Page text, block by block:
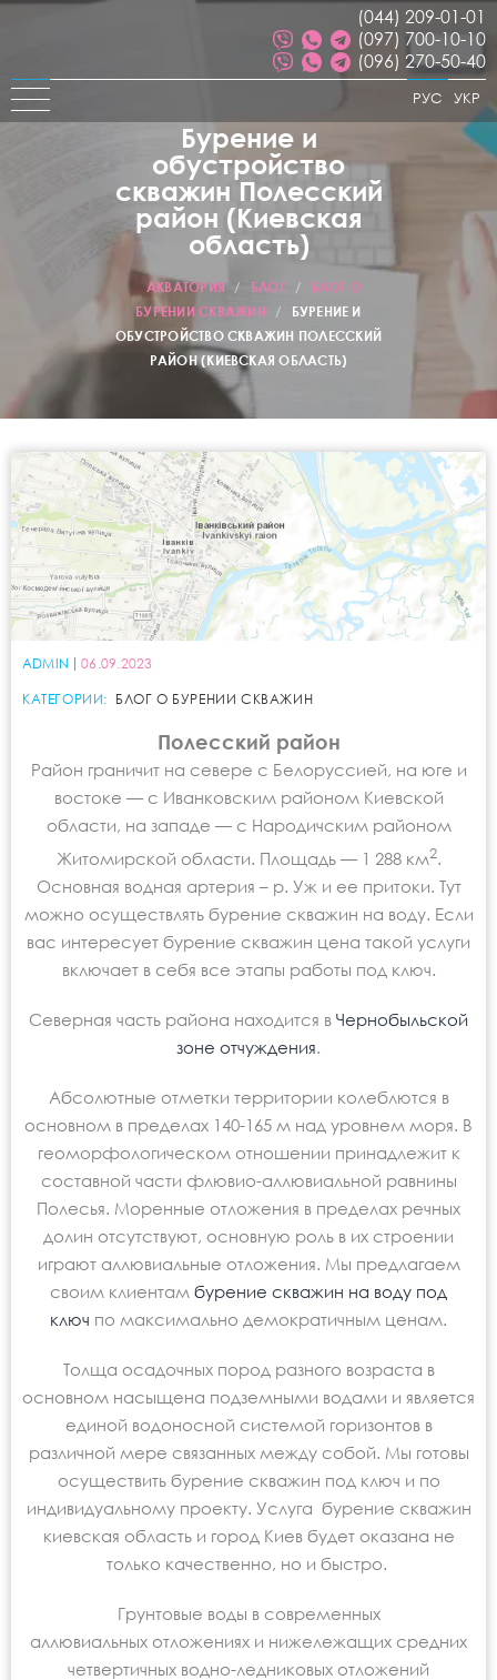
(044) 209-01-01
(097) 700-10-10
(096) 270-50-40
УКР
РУС
Бурение и
обустройство
скважин Полесский
район (Киевская
область)
АКВАТОРИЯ / БЛОГ /
БЛОГ О
БУРЕНИИ СКВАЖИН
/
БУРЕНИЕ И
ОБУСТРОЙСТВО СКВАЖИН ПОЛЕССКИЙ
РАЙОН (КИЕВСКАЯ ОБЛАСТЬ)
ADMIN 06.09.2023
КАТЕГОРИИ: БЛОГ О БУРЕНИИ СКВАЖИН
Полесский район
Район граничит на севере с Белоруссией, на юге и
востоке — с Иванковским районом Киевской
области, на западе — с Народичским районом
Житомирской области. Площадь — 1 288 км2.
Основная водная артерия – р. Уж и ее притоки. Тут
можно осуществлять бурение скважин на воду. Если
вас интересует бурение скважин цена такой услуги
включает в себя все этапы работы под ключ.
Северная часть района находится в Чернобыльской
зоне отчуждения.
Абсолютные отметки территории колеблются в
основном в пределах 140-165 м над уровнем моря. В
геоморфологическом отношении принадлежит к
составной части флювио-аллювиальной равнины
Полесья. Моренные отложения в пределах речных
долин отсутствуют, основную роль в их строении
играют аллювиальные отложения. Мы предлагаем
своим клиентам бурение скважин на воду под
ключ по максимально демократичным ценам.
Толща осадочных пород разного возраста в
основном насыщена подземными водами и является
единой водоносной системой горизонтов в
различной мере связанных между собой. Мы готовы
осуществить бурение скважин под ключ и по
индивидуальному проекту. Услуга бурение скважин
киевская область и город Киев будет оказана не
только качественно, но и быстро.
Грунтовые воды в современных
аллювиальных отложениях и нижележащих средних
четвертичных водно-ледниковых отложений